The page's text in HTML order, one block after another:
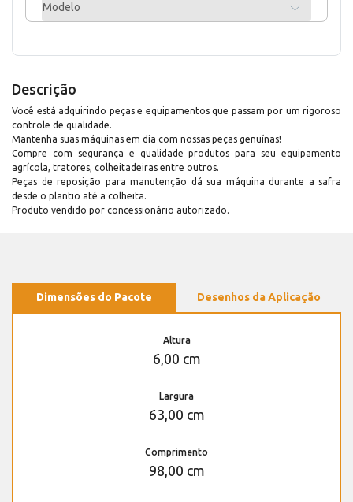
Modelo
Descrição
Você está adquirindo peças e equipamentos que passam por um rigoroso
controle de qualidade.
Mantenha suas máquinas em dia com nossas peças genuínas!
Compre com segurança e qualidade produtos para seu equipamento
agrícola, tratores, colheitadeiras entre outros.
Peças de reposição para manutenção dá sua máquina durante a safra
desde o plantio até a colheita.
Produto vendido por concessionário autorizado.
Dimensões do Pacote Desenhos da Aplicação
Altura
6,00 cm
Largura
63,00 cm
Comprimento
98,00 cm